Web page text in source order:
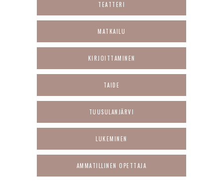
TEATTERI
MATKAILU
KIRJOITTAMINEN
TAIDE
TUUSULANJÄRVI
LUKEMINEN
AMMATILLINEN OPETTAJA